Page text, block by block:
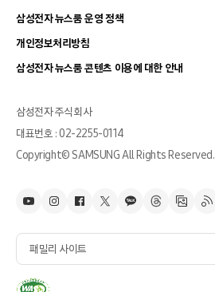
삼성전자 뉴스룸 운영 정책
개인정보처리방침
삼성전자 뉴스룸 콘텐츠 이용에 대한 안내
삼성전자 주식회사
대표번호 : 02-2255-0114
Copyright© SAMSUNG All Rights Reserved.
패밀리 사이트